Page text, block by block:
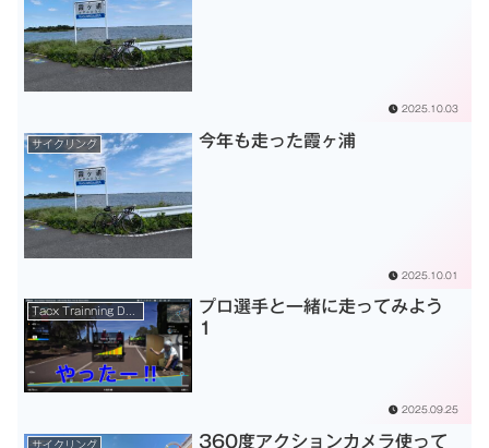
2025.10.03
サイクリング 今年も走った霞ヶ浦
2025.10.01
プロ選手と一緒に走ってみよう
1
2025.09.25
サイクリング
360度アクションカメラ使って